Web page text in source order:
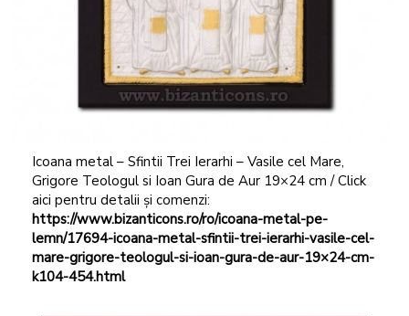
Icoana metal – Sfintii Trei Ierarhi – Vasile cel Mare,
Grigore Teologul si Ioan Gura de Aur 19×24 cm / Click
aici pentru detalii și comenzi:
https://www.bizanticons.ro/ro/icoana-metal-pe-
lemn/17694-icoana-metal-sfintii-trei-ierarhi-vasile-cel-
mare-grigore-teologul-si-ioan-gura-de-aur-19×24-cm-
k104-454.html